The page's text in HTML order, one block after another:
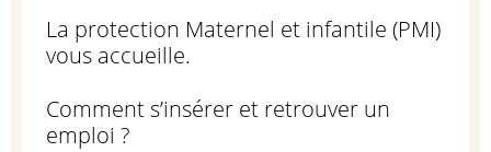
La protection Maternel et infantile (PMI)
vous accueille.
Comment s’insérer et retrouver un
emploi ?